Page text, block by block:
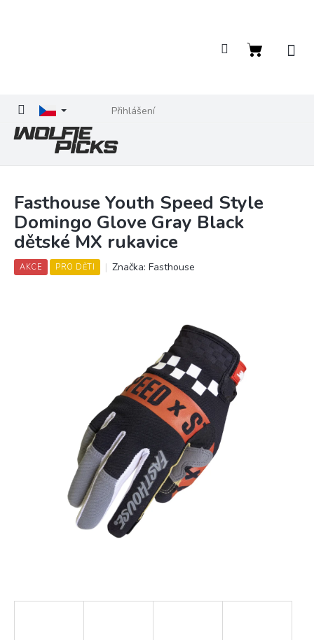
Přihlášení
Nákupní
Fasthouse Youth Speed Style
Domingo Glove Gray Black
dětské MX rukavice
AKCE PRO DĚTI Značka: Fasthouse